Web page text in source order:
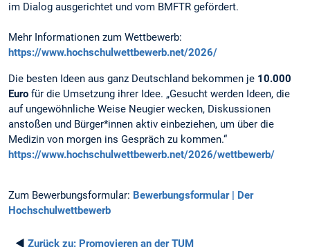
im Dialog ausgerichtet und vom BMFTR gefördert.
Mehr Informationen zum Wettbewerb:
https://www.hochschulwettbewerb.net/2026/
Die besten Ideen aus ganz Deutschland bekommen je 10.000
Euro für die Umsetzung ihrer Idee. „Gesucht werden Ideen, die
auf ungewöhnliche Weise Neugier wecken, Diskussionen
anstoßen und Bürger*innen aktiv einbeziehen, um über die
Medizin von morgen ins Gespräch zu kommen.“
https://www.hochschulwettbewerb.net/2026/wettbewerb/
Zum Bewerbungsformular: Bewerbungsformular | Der
Hochschulwettbewerb
◄ Zurück zu: Promovieren an der TUM